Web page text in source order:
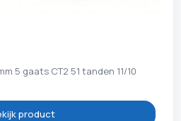
5 gaats CT2 51 tanden 11/10
product